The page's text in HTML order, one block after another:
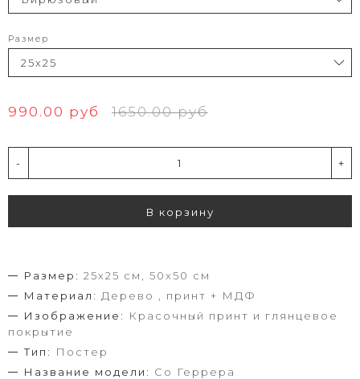
Размер
990.00 руб 1650.00 руб
- +
В корзину
Размер: 25х25 см, 50х50 см
Материал: Дерево , принт + МДФ
Изображение:
Красочный принт и глянцевое
покрытие
Тип:
Постер
Название модели: Со Геррера